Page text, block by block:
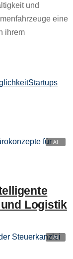
und
eine
ihrem
Startups
Logistik